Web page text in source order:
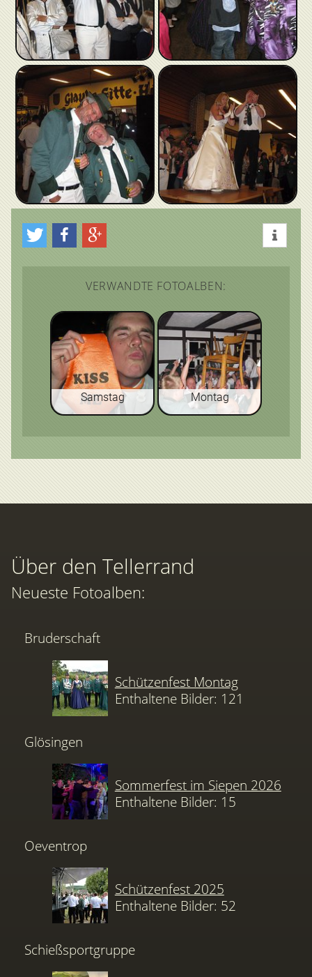
VERWANDTE FOTOALBEN:
Samstag Montag
Über den Tellerrand
Neueste Fotoalben:
Bruderschaft
Schützenfest Montag
Enthaltene Bilder: 121
Glösingen
Sommerfest im Siepen 2026
Enthaltene Bilder: 15
Oeventrop
Schützenfest 2025
Enthaltene Bilder: 52
Schießsportgruppe